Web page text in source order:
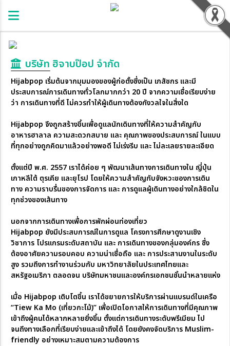
บริษัท ฮิจาบป๊อป จำกัด
Hijabpop เริ่มต้นจากมุมมองของผู้ก่อตั้งซึ่งเป็น เภสัชกร และมี
ประสบการณ์การเดินทางทั่วโลกมากกว่า 20 ปี จากความเชื่อเรียบง่าย
ว่า การเดินทางที่ดี ไม่ควรทำให้ผู้เดินทางต้องกังวลใจในสิ่งใด
Hijabpop จึงถูกสร้างขึ้นเพื่อดูแลนักเดินทางที่ให้ความสำคัญกับ
อาหารฮาลาล ความสะดวกสบาย และ คุณภาพของประสบการณ์ ในแบบ
ที่ทุกอย่างถูกคิดมาแล้วอย่างพอดี ไม่เร่งรีบ และ ไม่ละเลยรายละเอียด
ตั้งแต่ปี พ.ศ. 2557 เราได้ค่อย ๆ พัฒนาเส้นทางการเดินทางใน ญี่ปุ่น
เกาหลีใต้ ตุรเคีย และยุโรป โดยให้ความสำคัญกับจังหวะของการเดิน
ทาง ความราบรื่นของการจัดการ และ การดูแลผู้เดินทางอย่างใกล้ชิดใน
ทุกช่วงของเส้นทาง
นอกจากการเดินทางเพื่อการพักผ่อนท่องเที่ยว
Hijabpop ยังมีประสบการณ์ในการดูแล โครงการศึกษาดูงานเชิง
วิชาการ โปรแกรมระดับสถาบัน และ การเดินทางของกลุ่มองค์กร ซึ่ง
ต้องอาศัยความรอบคอบ ความน่าเชื่อถือ และ การประสานงานในระดับ
สูง รวมถึงการทำงานร่วมกับ มหาวิทยาลัยในประเทศไทยและ
สหรัฐอเมริกา ตลอดจน บริษัทมหาชนและองค์กรเอกชนชั้นนำหลายแห่ง
เมื่อ Hijabpop เติบโตขึ้น เราได้ขยายการให้บริการผ่านแบรนด์ในเครือ
“Tiew Ka Mo (เที่ยวกะโม้)” เพื่อเปิดโอกาสให้การเดินทางที่มีคุณภาพ
เข้าถึงผู้คนได้หลากหลายยิ่งขึ้น ตั้งแต่การเดินทางระดับพรีเมียม ไป
จนถึงทางเลือกที่เรียบง่ายและเข้าถึงได้ โดยยังคงจัดบริการ Muslim-
friendly อย่างเหมาะสมตามความต้องการ